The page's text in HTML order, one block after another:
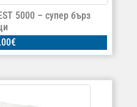
5000 – супер бърз
€